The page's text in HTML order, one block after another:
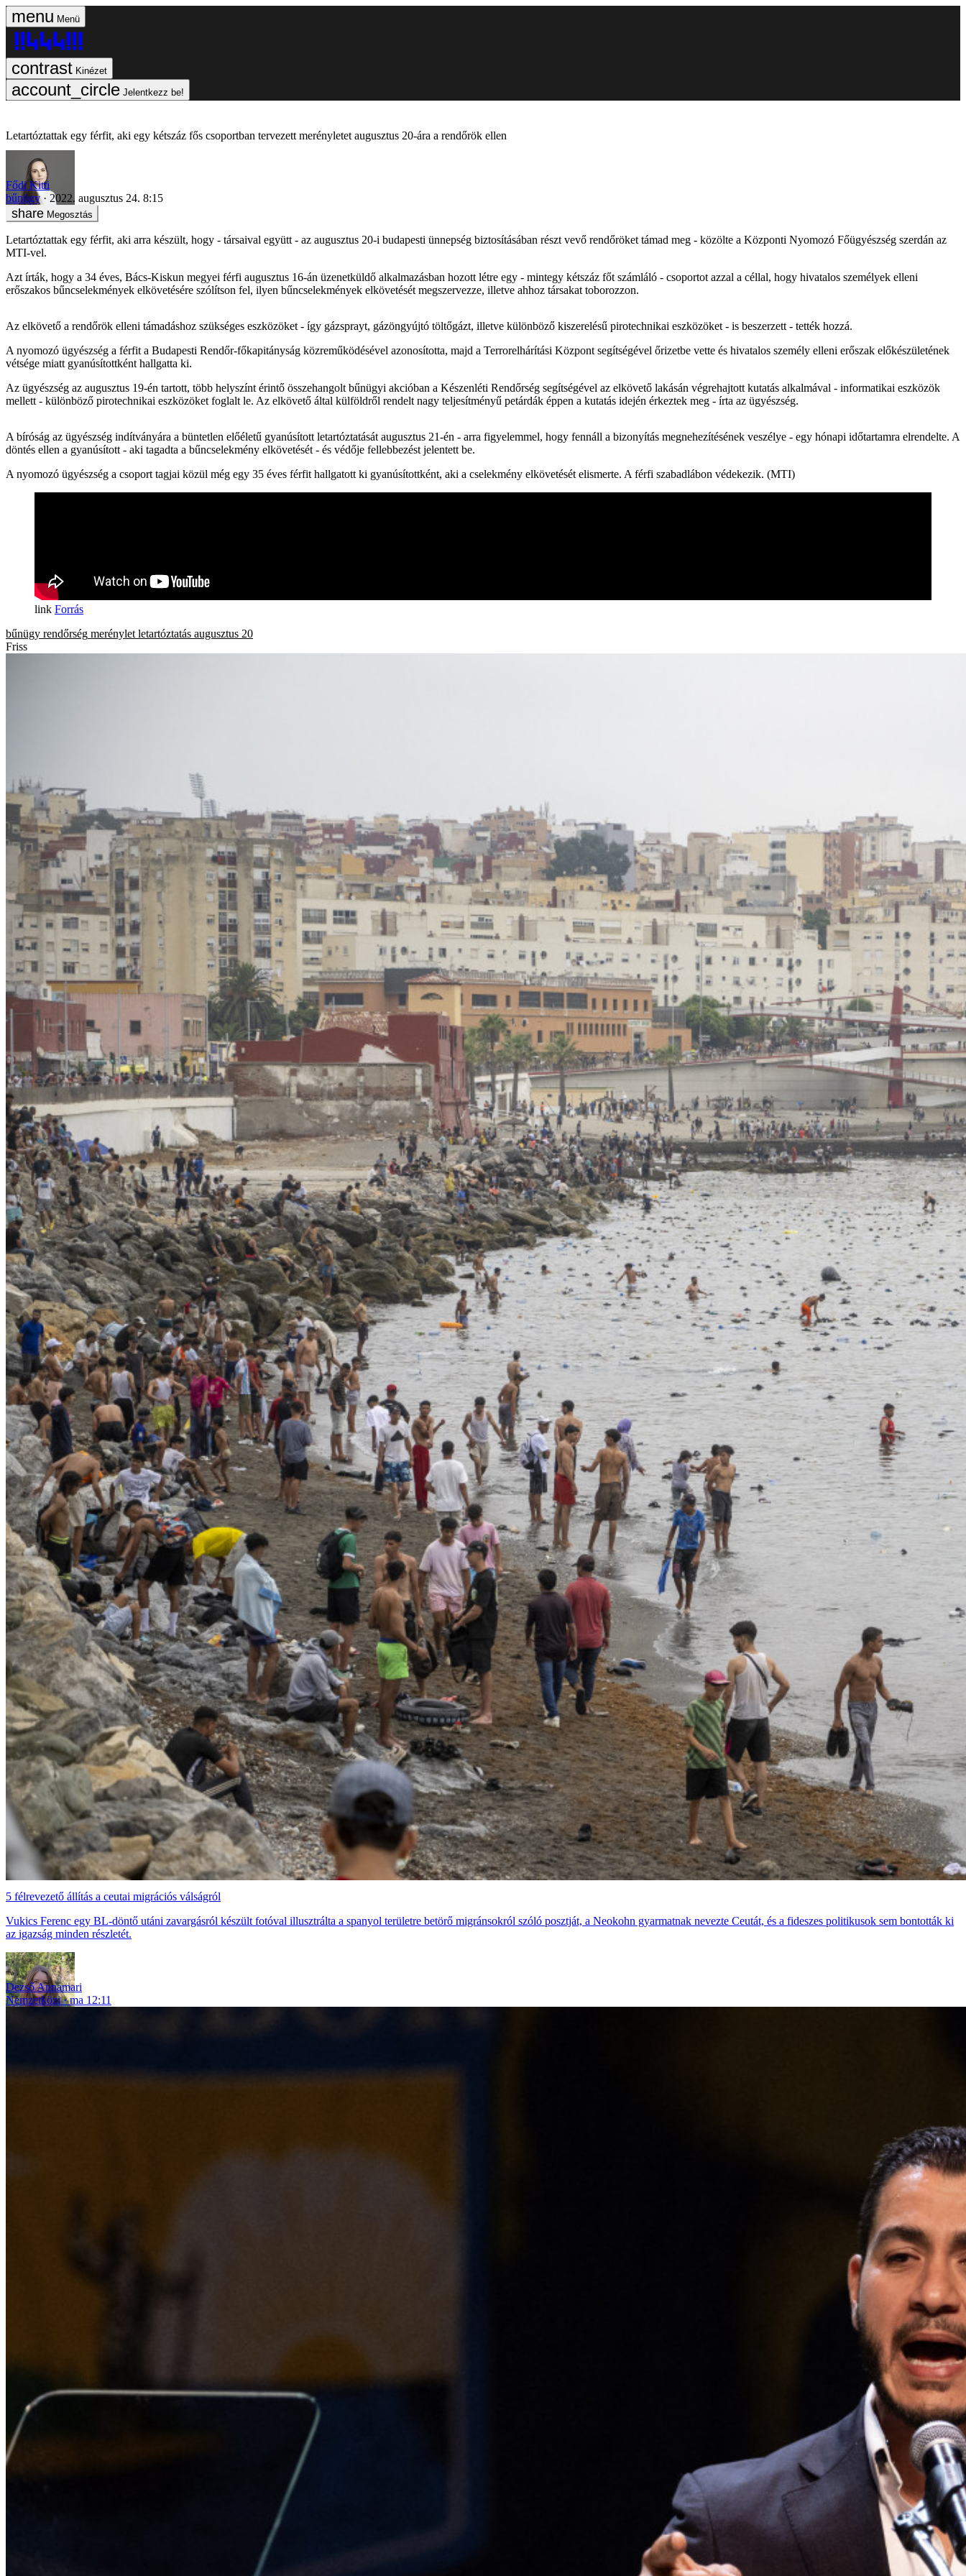
Menü
Kinézet
Jelentkezz be!
Letartóztattak egy férfit, aki egy kétszáz fős csoportban tervezett merényletet augusztus 20-ára a rendőrök ellen
Fődi Kitti
bűnügy
2022. augusztus 24. 8:15
Megosztás
Letartóztattak egy férfit, aki arra készült, hogy - társaival együtt - az augusztus 20-i budapesti ünnepség biztosításában részt vevő rendőröket támad meg - közölte a Központi Nyomozó Főügyészség szerdán az
MTI-vel.
Azt írták, hogy a 34 éves, Bács-Kiskun megyei férfi augusztus 16-án üzenetküldő alkalmazásban hozott létre egy - mintegy kétszáz főt számláló - csoportot azzal a céllal, hogy hivatalos személyek elleni
erőszakos bűncselekmények elkövetésére szólítson fel, ilyen bűncselekmények elkövetését megszervezze, illetve ahhoz társakat toborozzon.
Az elkövető a rendőrök elleni támadáshoz szükséges eszközöket - így gázsprayt, gázöngyújtó töltőgázt, illetve különböző kiszerelésű pirotechnikai eszközöket - is beszerzett - tették hozzá.
A nyomozó ügyészség a férfit a Budapesti Rendőr-főkapitányság közreműködésével azonosította, majd a Terrorelhárítási Központ segítségével őrizetbe vette és hivatalos személy elleni erőszak előkészületének
vétsége miatt gyanúsítottként hallgatta ki.
Az ügyészség az augusztus 19-én tartott, több helyszínt érintő összehangolt bűnügyi akcióban a Készenléti Rendőrség segítségével az elkövető lakásán végrehajtott kutatás alkalmával - informatikai eszközök
mellett - különböző pirotechnikai eszközöket foglalt le. Az elkövető által külföldről rendelt nagy teljesítményű petárdák éppen a kutatás idején érkeztek meg - írta az ügyészség.
A bíróság az ügyészség indítványára a büntetlen előéletű gyanúsított letartóztatását augusztus 21-én - arra figyelemmel, hogy fennáll a bizonyítás megnehezítésének veszélye - egy hónapi időtartamra elrendelte. A
döntés ellen a gyanúsított - aki tagadta a bűncselekmény elkövetését - és védője fellebbezést jelentett be.
A nyomozó ügyészség a csoport tagjai közül még egy 35 éves férfit hallgatott ki gyanúsítottként, aki a cselekmény elkövetését elismerte. A férfi szabadlábon védekezik. (MTI)
Forrás
bűnügy rendőrség merénylet letartóztatás augusztus 20
Friss
5 félrevezető állítás a ceutai migrációs válságról
Vukics Ferenc egy BL-döntő utáni zavargásról készült fotóval illusztrálta a spanyol területre betörő migránsokról szóló posztját, a Neokohn gyarmatnak nevezte Ceutát, és a fideszes politikusok sem bontották ki
az igazság minden részletét.
Dezső Annamari
Nemzetközi
ma 12:11